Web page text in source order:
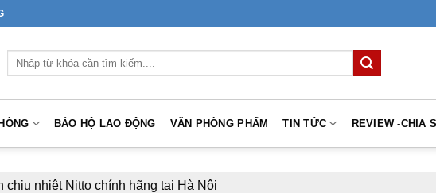
Tìm
kiếm:
BẢO HỘ LAO ĐỘNG VĂN PHÒNG PHẨM TIN TỨC REVIEW -CHIA
chịu nhiệt Nitto chính hãng tại Hà Nội